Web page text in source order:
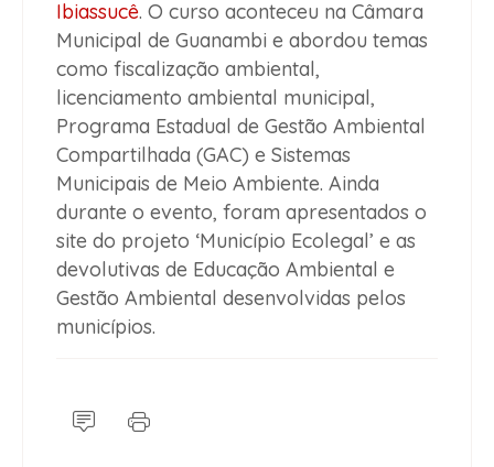
Ibiassucê. O curso aconteceu na Câmara
Municipal de Guanambi e abordou temas
como fiscalização ambiental,
licenciamento ambiental municipal,
Programa Estadual de Gestão Ambiental
Compartilhada (GAC) e Sistemas
Municipais de Meio Ambiente. Ainda
durante o evento, foram apresentados o
site do projeto ‘Município Ecolegal’ e as
devolutivas de Educação Ambiental e
Gestão Ambiental desenvolvidas pelos
municípios.